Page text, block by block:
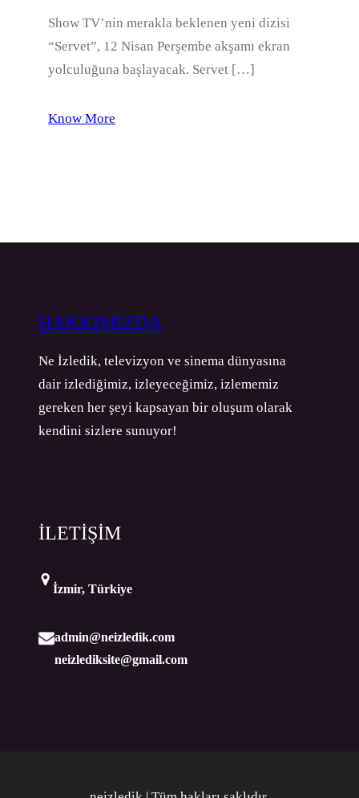
Show TV’nin merakla beklenen yeni dizisi
“Servet”, 12 Nisan Perşembe akşamı ekran
yolculuğuna başlayacak. Servet […]
Know More
HAKKIMIZDA
Ne İzledik, televizyon ve sinema dünyasına
dair izlediğimiz, izleyeceğimiz, izlememiz
gereken her şeyi kapsayan bir oluşum olarak
kendini sizlere sunuyor!
İLETİŞİM
İzmir, Türkiye
admin@neizledik.com
neizlediksite@gmail.com